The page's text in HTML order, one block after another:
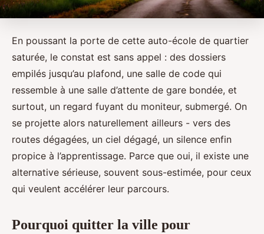
En poussant la porte de cette auto-école de quartier
saturée, le constat est sans appel : des dossiers
empilés jusqu’au plafond, une salle de code qui
ressemble à une salle d’attente de gare bondée, et
surtout, un regard fuyant du moniteur, submergé. On
se projette alors naturellement ailleurs - vers des
routes dégagées, un ciel dégagé, un silence enfin
propice à l’apprentissage. Parce que oui, il existe une
alternative sérieuse, souvent sous-estimée, pour ceux
qui veulent accélérer leur parcours.
Pourquoi quitter la ville pour